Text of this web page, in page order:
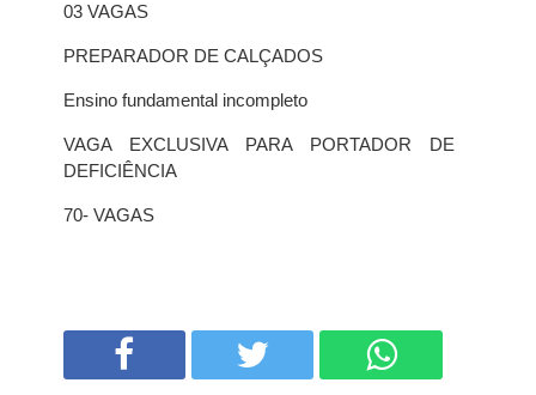
03 VAGAS
PREPARADOR DE CALÇADOS
Ensino fundamental incompleto
VAGA EXCLUSIVA PARA PORTADOR DE
DEFICIÊNCIA
70- VAGAS